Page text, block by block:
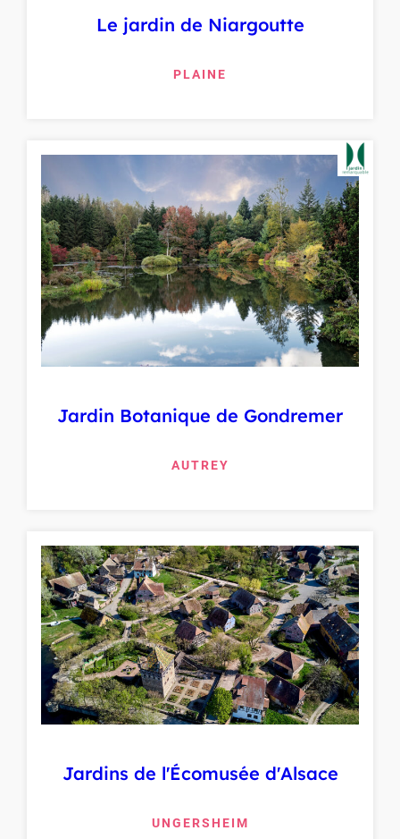
Le jardin de Niargoutte
PLAINE
Jardin Botanique de Gondremer
AUTREY
Jardins de l'Écomusée d'Alsace
UNGERSHEIM